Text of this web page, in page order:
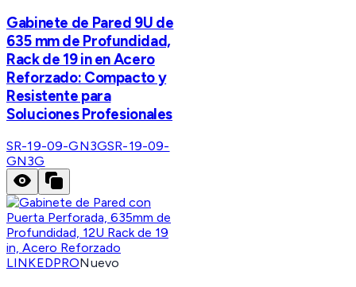
Gabinete de Pared 9U de
635 mm de Profundidad,
Rack de 19 in en Acero
Reforzado: Compacto y
Resistente para
Soluciones Profesionales
SR-19-09-GN3GSR-19-09-
GN3G
LINKEDPRONuevo